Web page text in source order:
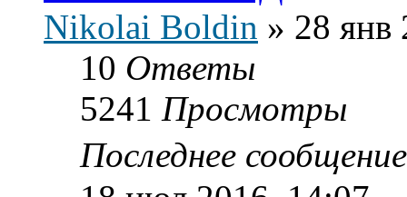
Nikolai Boldin » 28 янв
10 Ответы
5241 Просмотры
Последнее